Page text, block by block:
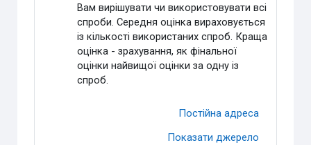
Вам вирішувати чи використовувати всі
спроби. Середня оцінка вираховується
із кількості використаних спроб. Краща
оцінка - зрахування, як фінальної
оцінки найвищої оцінки за одну із
спроб.
Постійна адреса
Показати джерело